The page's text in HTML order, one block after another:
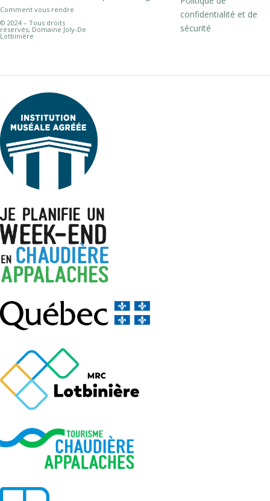
Comment vous rendre
© 2024 – Tous droits
réservés, Domaine Joly-De
Lotbinière
confidentialité et de
sécurité